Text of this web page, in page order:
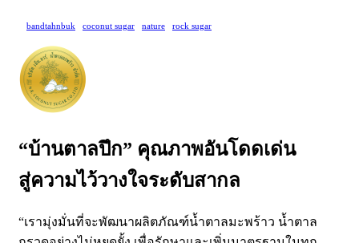
bandtahnbuk coconut sugar nature rock sugar
“บ้านตาลปึก” คุณภาพอันโดดเด่น
สู่ความไว้วางใจระดับสากล
“เรามุ่งมั่นที่จะพัฒนาผลิตภัณฑ์น้ำตาลมะพร้าว น้ำตาล